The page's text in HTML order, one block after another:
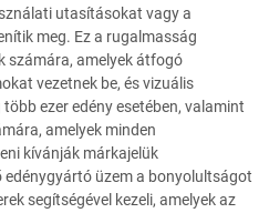
utasításokat vagy a
meg. Ez a rugalmasság
számára, amelyek átfogó
vezetnek be, és vizuális
ezer edény esetében, valamint
amelyek minden
kívánják márkajelük
üzem a bonyolultságot
segítségével kezeli, amelyek az